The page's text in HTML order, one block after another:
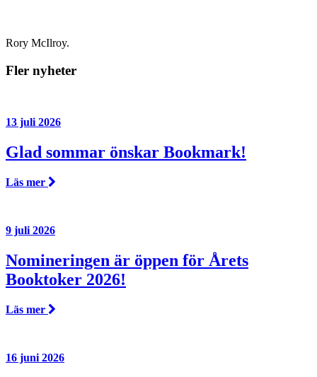
Rory McIlroy.
Fler nyheter
13 juli 2026
Glad sommar önskar Bookmark!
Läs mer
9 juli 2026
Nomineringen är öppen för Årets
Booktoker 2026!
Läs mer
16 juni 2026